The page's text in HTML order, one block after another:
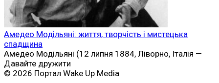
Амедео Модільяні: життя, творчість і мистецька
спадщина
Амедео Модільяні (12 липня 1884, Ліворно, Італія —
Давайте дружити
© 2026 Портал Wake Up Media